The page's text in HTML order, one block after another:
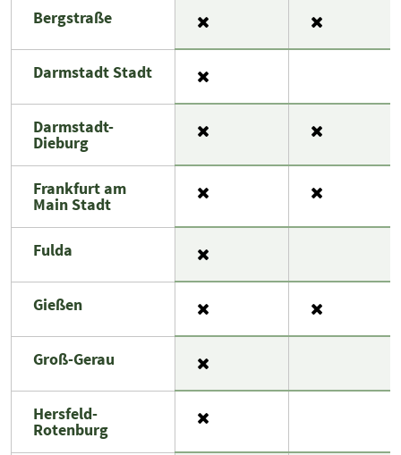
Bergstraße
Darmstadt Stadt
Darmstadt-
Dieburg
Frankfurt am
Main Stadt
Fulda
Gießen
Groß-Gerau
Hersfeld-
Rotenburg